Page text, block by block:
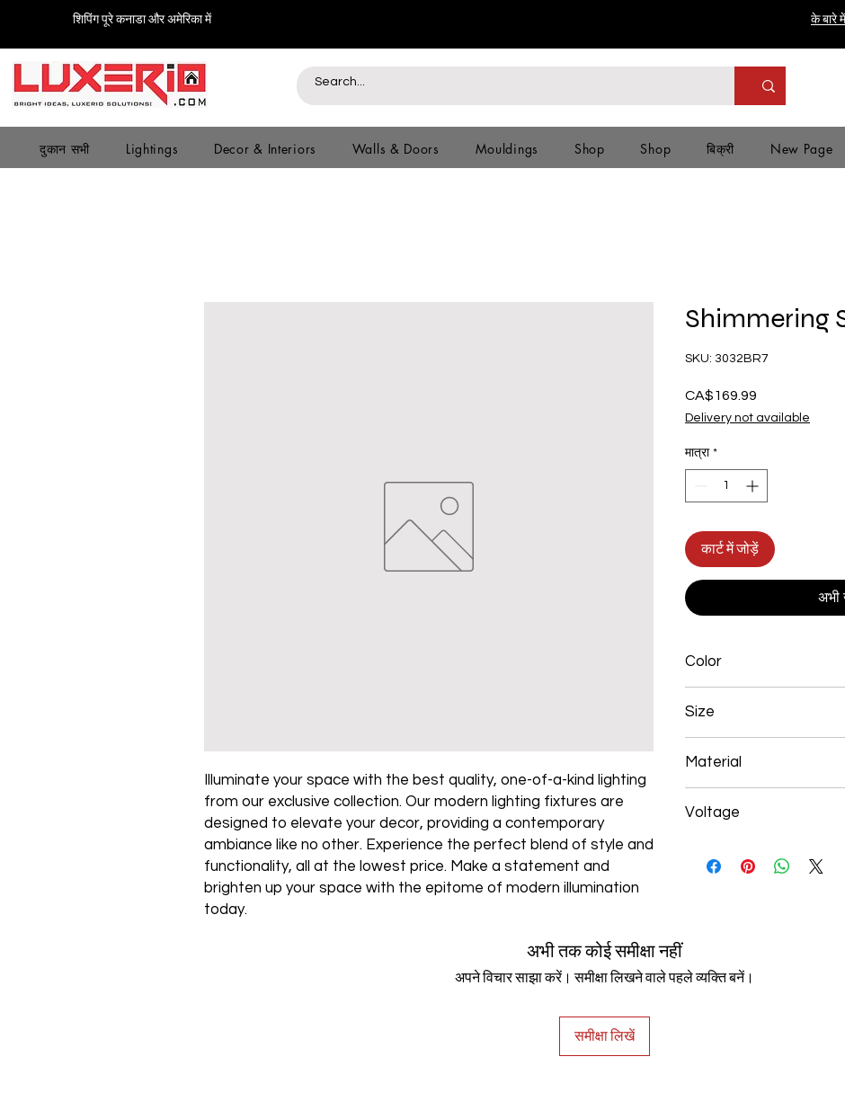
शिपिंग पूरे कनाडा और अमेरिका में के बारे में
दुकान सभी Lightings Decor & Interiors Walls & Doors Mouldings Shop Shop बिक्री New Page
Illuminate your space with the best quality, one-of-a-kind lighting
from our exclusive collection. Our modern lighting fixtures are
designed to elevate your decor, providing a contemporary
ambiance like no other. Experience the perfect blend of style and
functionality, all at the lowest price. Make a statement and
brighten up your space with the epitome of modern illumination
today.
Shimmering
SKU: 3032BR7
CA$169.99
Delivery not available
मात्रा *
कार्ट में जोड़ें
अभी
Color
Size
Material
Voltage
अभी तक कोई समीक्षा नहीं
अपने विचार साझा करें। समीक्षा लिखने वाले पहले व्यक्ति बनें।
समीक्षा लिखें